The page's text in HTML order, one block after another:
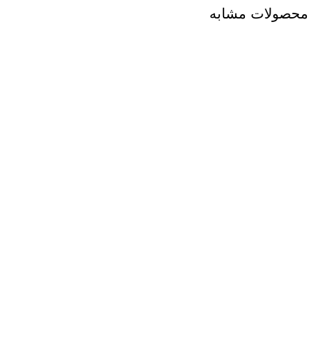
محصولات مشابه